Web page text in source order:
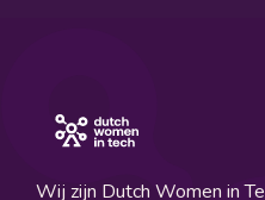
Wij zijn Dutch Women in